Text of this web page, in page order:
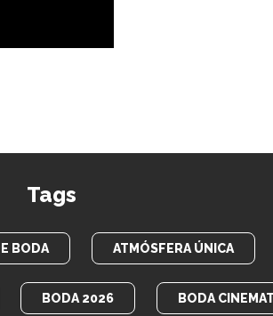
Tags
BODA ATMÓSFERA ÚNICA
BODA 2026 BODA